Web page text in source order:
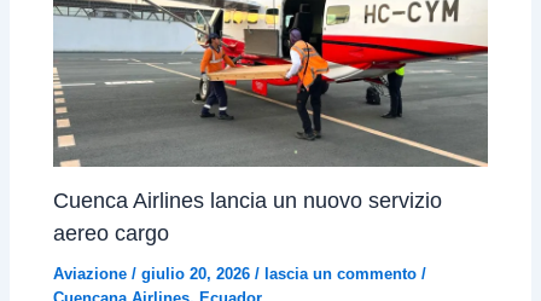
Cuenca Airlines lancia un nuovo servizio
aereo cargo
Aviazione /giulio 20, 2026/ lascia un commento /